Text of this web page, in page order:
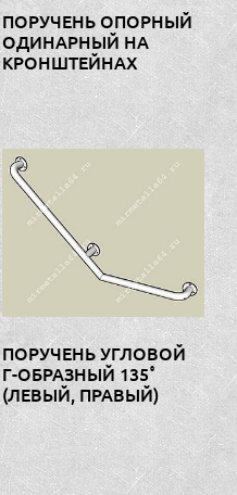
ПОРУЧЕНЬ ОПОРНЫЙ
ОДИНАРНЫЙ НА
КРОНШТЕЙНАХ
ПОРУЧЕНЬ УГЛОВОЙ
Г-ОБРАЗНЫЙ 135˚
(ЛЕВЫЙ, ПРАВЫЙ)